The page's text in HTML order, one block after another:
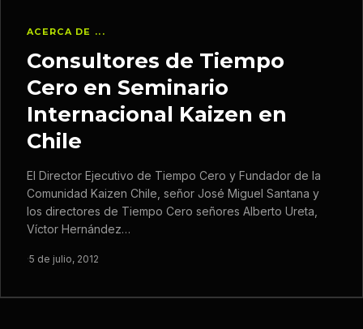
ACERCA DE ...
Consultores de Tiempo
Cero en Seminario
Internacional Kaizen en
Chile
El Director Ejecutivo de Tiempo Cero y Fundador de la
Comunidad Kaizen Chile, señor José Miguel Santana y
los directores de Tiempo Cero señores Alberto Ureta,
Víctor Hernández…
·5 de julio, 2012